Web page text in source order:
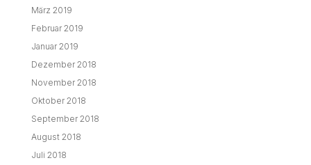
Februar 2018
Januar 2018
Dezember 2017
November 2017
Oktober 2017
September 2017
August 2017
Juli 2017
Juni 2017